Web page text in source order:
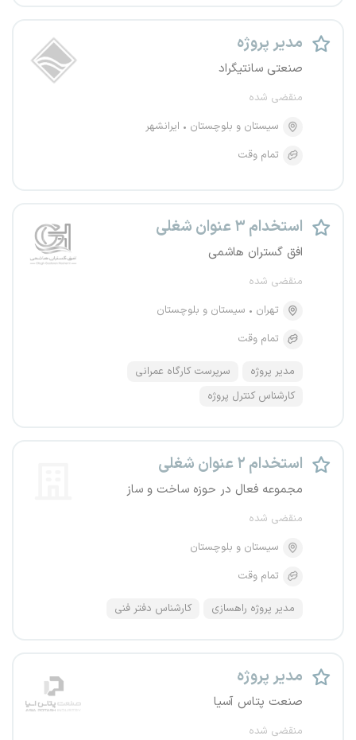
مدیر پروژه
صنعتی سانتیگراد
منقضی شده
سیستان و بلوچستان
ایرانشهر
تمام وقت
استخدام ۳ عنوان شغلی
افق گستران هاشمی
منقضی شده
تهران
سیستان و بلوچستان
تمام وقت
مدیر پروژه
سرپرست کارگاه عمرانی
کارشناس کنترل پروژه
استخدام ۲ عنوان شغلی
مجموعه فعال در حوزه ساخت و ساز
منقضی شده
سیستان و بلوچستان
تمام وقت
مدیر پروژه راهسازی کارشناس دفتر فنی
مدیر پروژه
صنعت پتاس آسیا
منقضی شده